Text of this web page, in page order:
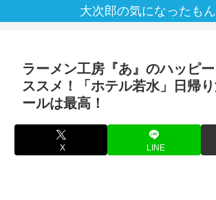
大次郎の気になったも
ラーメン工房『あ』のハッピ
ススメ！「ホテル若水」日帰
ールは最高！
X LINE